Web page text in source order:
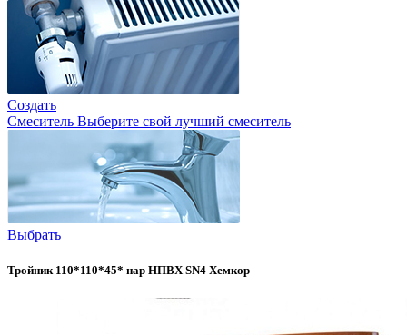
Создать
Смеситель Выберите свой лучший смеситель
Выбрать
Тройник 110*110*45* нар НПВХ SN4 Хемкор